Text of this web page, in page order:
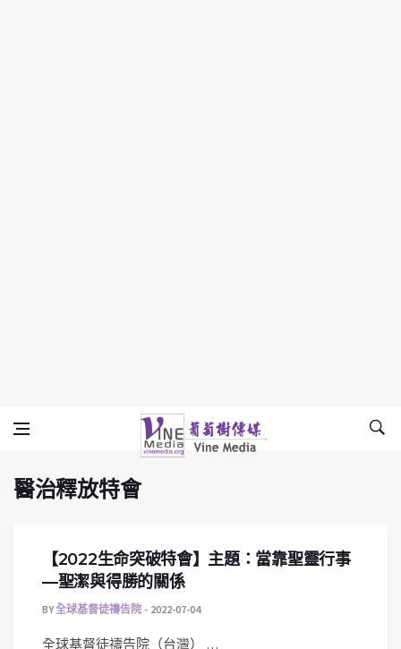
醫治釋放特會
Vine Media
葡萄樹傳媒
醫治釋放特會
【2022生命突破特會】主題：當靠聖靈行事
—聖潔與得勝的關係
BY全球基督徒禱告院 2022-07-04
全球基督徒禱告院（台灣） …